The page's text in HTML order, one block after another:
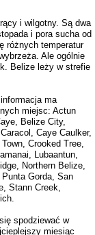
i wilgotny. Są dwa
i pora sucha od
różnych temperatur
Ale ogólnie
Belize leży w strefie
ma
miejsc: Actun
Belize City,
Caye Caulker,
Crooked Tree,
Lubaantun,
Northern Belize,
Gorda, San
Stann Creek,
spodziewać w
miesiąc